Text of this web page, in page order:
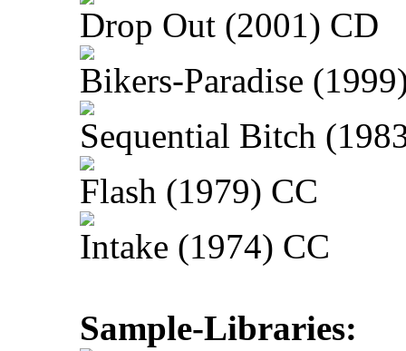
Drop Out (2001) CD
Bikers-Paradise
Sequential Bitch
Flash (1979) CC
Intake (1974) CC
Sample-Libraries: